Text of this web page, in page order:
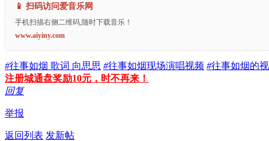
📱 扫码访问爱音乐网
手机扫描右侧二维码,随时下载音乐！
www.aiyiny.com
#往事如烟 歌词 向思思 #往事如烟现场演唱视频 #往事如烟的
注册城通盘奖励10元，时不再来！
回复
举报
返回列表 发新帖